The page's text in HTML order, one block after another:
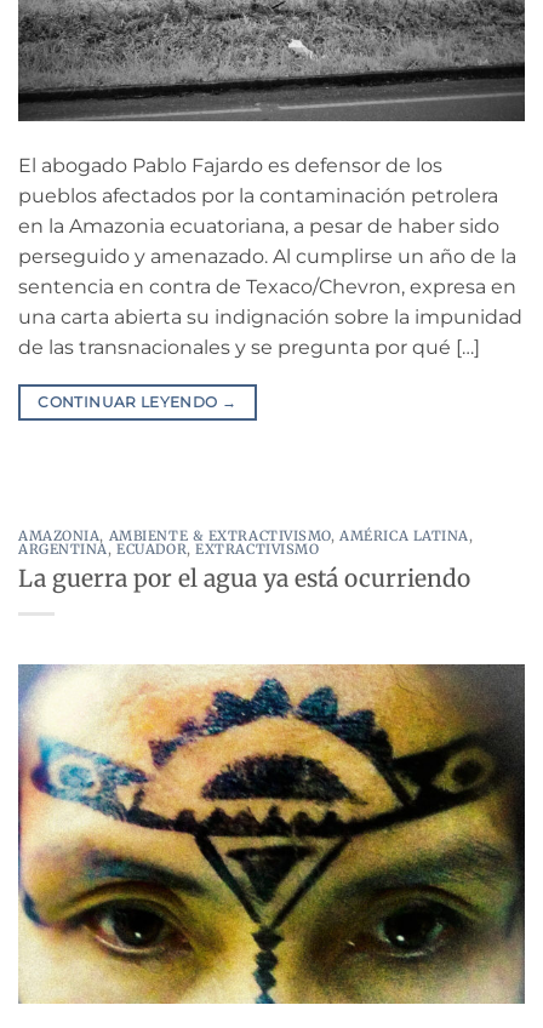
El abogado Pablo Fajardo es defensor de los
pueblos afectados por la contaminación petrolera
en la Amazonia ecuatoriana, a pesar de haber sido
perseguido y amenazado. Al cumplirse un año de la
sentencia en contra de Texaco/Chevron, expresa en
una carta abierta su indignación sobre la impunidad
de las transnacionales y se pregunta por qué […]
CONTINUAR LEYENDO →
AMAZONIA, AMBIENTE & EXTRACTIVISMO,AMÉRICA LATINA,
ARGENTINA,ECUADOR,EXTRACTIVISMO
La guerra por el agua ya está ocurriendo